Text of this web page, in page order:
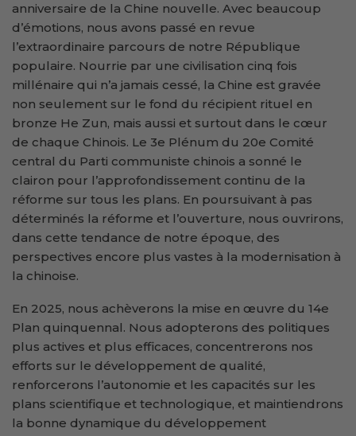
anniversaire de la Chine nouvelle. Avec beaucoup
d’émotions, nous avons passé en revue
l’extraordinaire parcours de notre République
populaire. Nourrie par une civilisation cinq fois
millénaire qui n’a jamais cessé, la Chine est gravée
non seulement sur le fond du récipient rituel en
bronze He Zun, mais aussi et surtout dans le cœur
de chaque Chinois. Le 3e Plénum du 20e Comité
central du Parti communiste chinois a sonné le
clairon pour l’approfondissement continu de la
réforme sur tous les plans. En poursuivant à pas
déterminés la réforme et l’ouverture, nous ouvrirons,
dans cette tendance de notre époque, des
perspectives encore plus vastes à la modernisation à
la chinoise.
En 2025, nous achèverons la mise en œuvre du 14e
Plan quinquennal. Nous adopterons des politiques
plus actives et plus efficaces, concentrerons nos
efforts sur le développement de qualité,
renforcerons l’autonomie et les capacités sur les
plans scientifique et technologique, et maintiendrons
la bonne dynamique du développement